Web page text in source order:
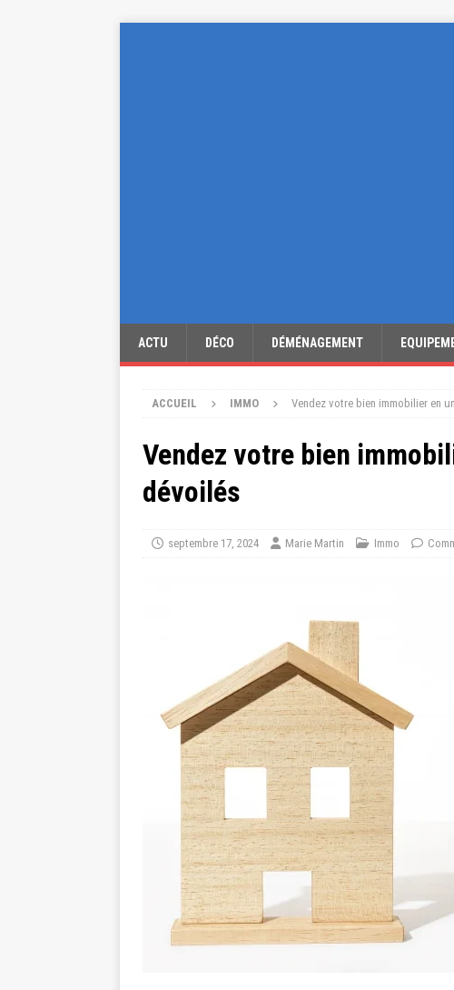
ACTU DÉCO DÉMÉNAGEMENT
ACCUEIL IMMO Vendez votre bien immobilier en
Vendez votre bien
dévoilés
septembre 17, 2024 Marie Martin Immo